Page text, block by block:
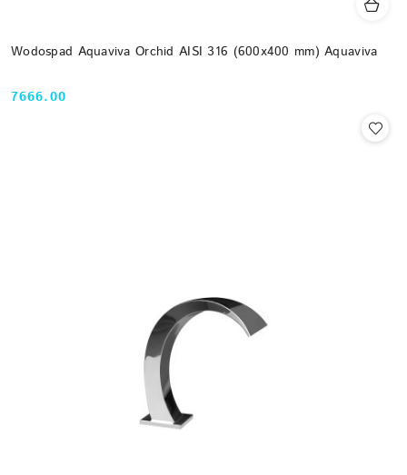
Wodospad Aquaviva Orchid AISI 316 (600x400 mm) Aquaviva
Cena:
7666.00